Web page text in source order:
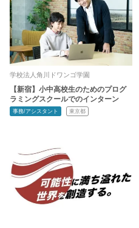
学校法人角川ドワンゴ学園
【新宿】小中高校生のためのプログ
ラミングスクールでのインターン
事務/アシスタント 東京都